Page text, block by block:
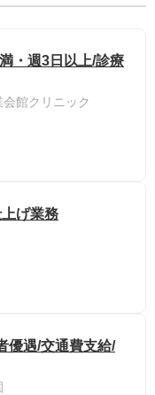
・週3日以上/診療
館クリニック
げ業務
優遇/交通費支給/